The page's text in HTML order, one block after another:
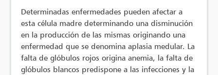
Determinadas enfermedades pueden afectar a
esta célula madre determinando una disminución
en la producción de las mismas originando una
enfermedad que se denomina aplasia medular. La
falta de glóbulos rojos origina anemia, la falta de
glóbulos blancos predispone a las infecciones y la